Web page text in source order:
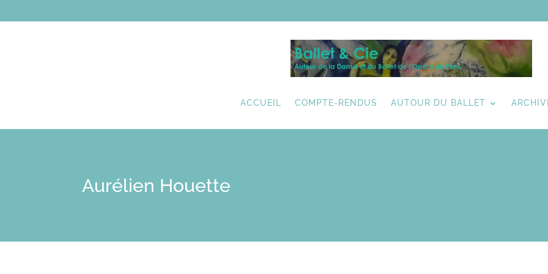
ACCUEIL COMPTE-RENDUS AUTOUR DU BALLET
Aurélien Houette